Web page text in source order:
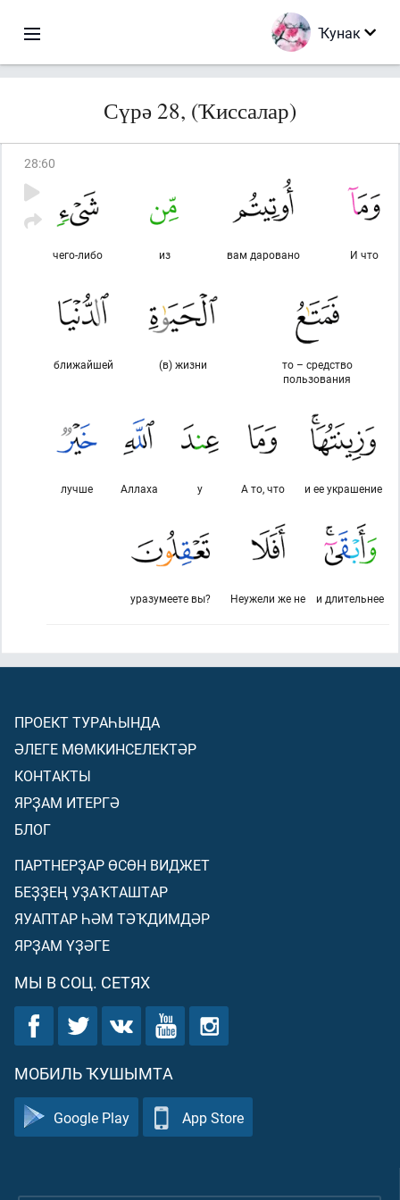
Ҡунак
Сүрә 28, (Ҡиссалар)
28:60
И что
вам даровано
из
чего-либо
то – средство
пользования
(в) жизни
ближайшей
и ее украшение
А то, что
у
Аллаха
лучше
и длительнее
Неужели же не
уразумеете вы?
ПРОЕКТ ТУРАҺЫНДА
ӘЛЕГЕ МӨМКИНСЕЛЕКТӘР
КОНТАКТЫ
ЯРҘАМ ИТЕРГӘ
БЛОГ
ПАРТНЕРҘАР ӨСӨН ВИДЖЕТ
БЕҘҘЕҢ УҘАҠТАШТАР
ЯУАПТАР ҺӘМ ТӘҠДИМДӘР
ЯРҘАМ ҮҘӘГЕ
МЫ В СОЦ. СЕТЯХ
МОБИЛЬ ҠУШЫМТА
Google Play App Store